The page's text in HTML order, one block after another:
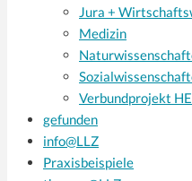
Jura +
Medizin
Verbundprojekt
gefunden
info@LLZ
Praxisbeispiele